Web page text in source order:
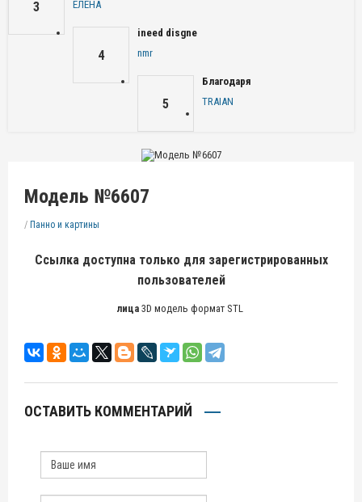
3
ЕЛЕНА
4
ineed disgne
nmr
5
Благодаря
TRAIAN
Модель №6607
/ Панно и картины
Ссылка доступна только для зарегистрированных
пользователей
лица 3D модель формат STL
ОСТАВИТЬ КОММЕНТАРИЙ